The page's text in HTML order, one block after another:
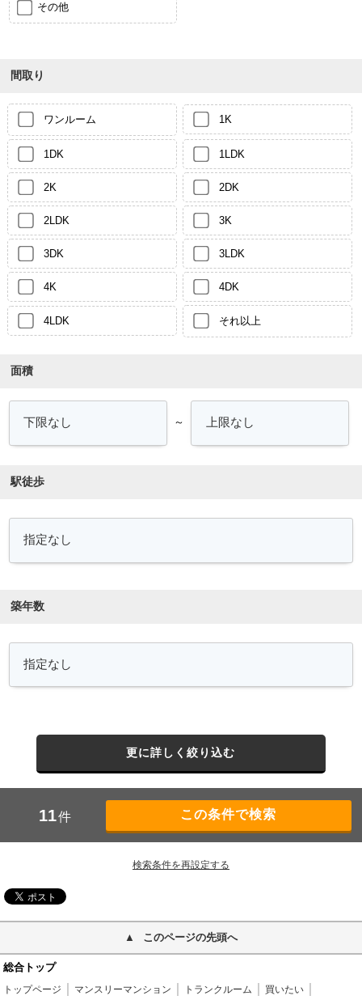
その他
間取り
ワンルーム 1K
1DK 1LDK
2K 2DK
2LDK 3K
3DK 3LDK
4K 4DK
4LDK それ以上
面積
～
駅徒歩
築年数
更に詳しく絞り込む
11件
検索条件を再設定する
このページの先頭へ
総合トップ
トップページ マンスリーマンション トランクルーム
買いたい